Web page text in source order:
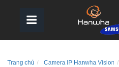
Trang chủ Camera IP Hanwha Vision